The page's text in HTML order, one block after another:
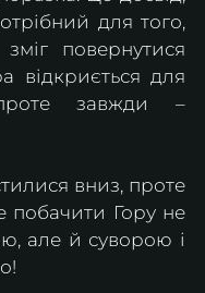
для того,
повернутися
відкриється для
завжди –
вниз, проте
побачити Гору не
але й суворою і